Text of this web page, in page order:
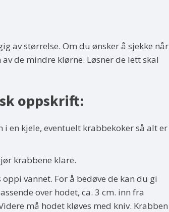
av størrelse. Om du ønsker å sjekke når
de mindre klørne. Løsner de lett skal
oppskrift:
en kjele, eventuelt krabbekoker så alt er
krabbene klare.
vannet. For å bedøve de kan du gi
over hodet, ca. 3 cm. inn fra
må hodet kløves med kniv. Krabben